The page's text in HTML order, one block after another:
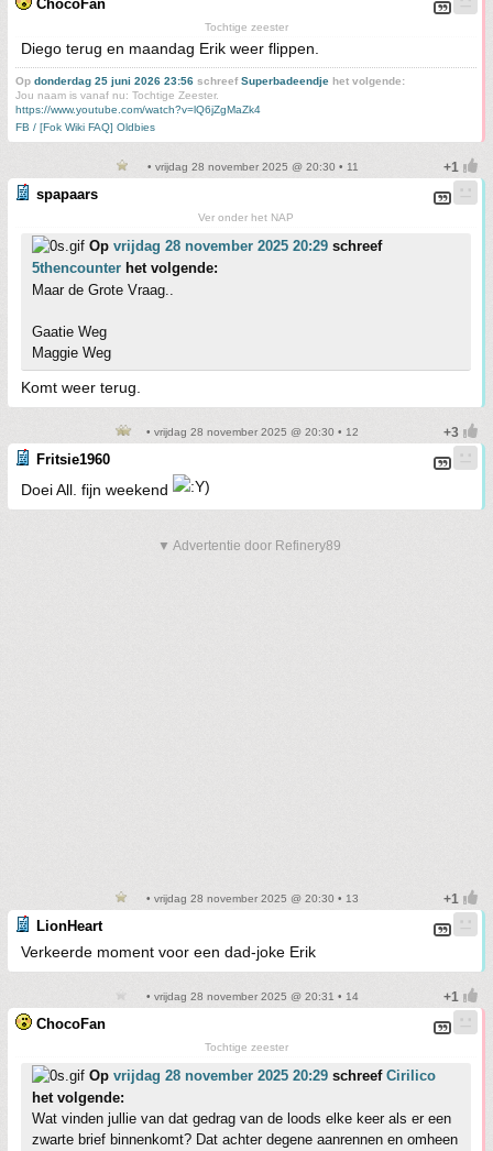
ChocoFan
Tochtige zeester
Diego terug en maandag Erik weer flippen.
Op donderdag 25 juni 2026 23:56 schreefSuperbadeendje het volgende:
Jou naam is vanaf nu: Tochtige Zeester.
https://www.youtube.com/watch?v=lQ6jZgMaZk4
FB / [Fok Wiki FAQ] Oldbies
• vrijdag 28 november 2025 @ 20:30 • 11
spapaars
Ver onder het NAP
Op vrijdag 28 november 2025 20:29 schreef
5thencounter het volgende:
Maar de Grote Vraag..
Gaatie Weg
Maggie Weg
Komt weer terug.
• vrijdag 28 november 2025 @ 20:30 • 12
Fritsie1960
Doei All. fijn weekend
▼ Advertentie door Refinery89
• vrijdag 28 november 2025 @ 20:30 • 13
LionHeart
Verkeerde moment voor een dad-joke Erik
• vrijdag 28 november 2025 @ 20:31 • 14
ChocoFan
Tochtige zeester
Op vrijdag 28 november 2025 20:29 schreef Cirilico
het volgende:
Wat vinden jullie van dat gedrag van de loods elke keer als er een
zwarte brief binnenkomt? Dat achter degene aanrennen en omheen